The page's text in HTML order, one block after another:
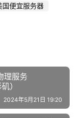
国便宜服务器
理服务
）
2024年5月21日 19:20